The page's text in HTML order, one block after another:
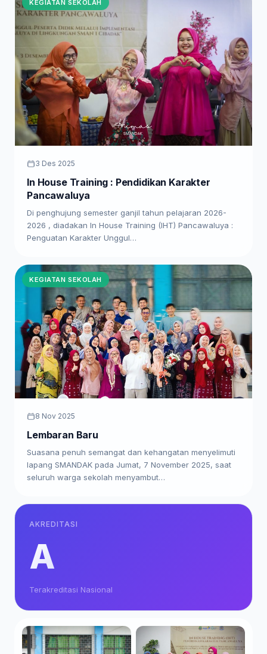
KEGIATAN SEKOLAH
3 Des 2025
In House Training : Pendidikan Karakter
Pancawaluya
Di penghujung semester ganjil tahun pelajaran 2026-
2026 , diadakan In House Training (IHT) Pancawaluya :
Penguatan Karakter Unggul…
KEGIATAN SEKOLAH
8 Nov 2025
Lembaran Baru
Suasana penuh semangat dan kehangatan menyelimuti
lapang SMANDAK pada Jumat, 7 November 2025, saat
seluruh warga sekolah menyambut…
AKREDITASI
A
Terakreditasi Nasional